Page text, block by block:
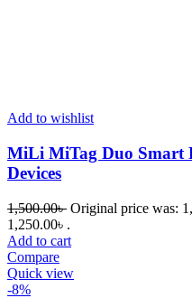
Add to wishlist
MiLi MiTag Duo Smart
Devices
1,500.00৳ Original price was:
1,250.00৳ .
Add to cart
Compare
Quick view
-8%